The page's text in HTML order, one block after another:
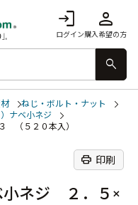
login
ログイン
person
購入希望の方
search
ねじ・ボルト・ナット
ナベ小ネジ
（５２０本入）
print 印刷
ネジ ２．５×